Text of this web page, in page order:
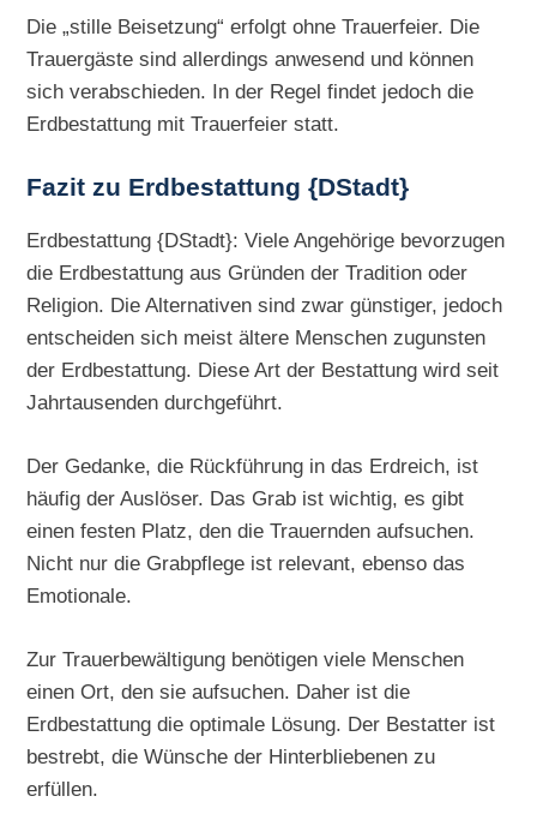
Die „stille Beisetzung“ erfolgt ohne Trauerfeier. Die
Trauergäste sind allerdings anwesend und können
sich verabschieden. In der Regel findet jedoch die
Erdbestattung mit Trauerfeier statt.
Fazit zu Erdbestattung {DStadt}
Erdbestattung {DStadt}: Viele Angehörige bevorzugen
die Erdbestattung aus Gründen der Tradition oder
Religion. Die Alternativen sind zwar günstiger, jedoch
entscheiden sich meist ältere Menschen zugunsten
der Erdbestattung. Diese Art der Bestattung wird seit
Jahrtausenden durchgeführt.
Der Gedanke, die Rückführung in das Erdreich, ist
häufig der Auslöser. Das Grab ist wichtig, es gibt
einen festen Platz, den die Trauernden aufsuchen.
Nicht nur die Grabpflege ist relevant, ebenso das
Emotionale.
Zur Trauerbewältigung benötigen viele Menschen
einen Ort, den sie aufsuchen. Daher ist die
Erdbestattung die optimale Lösung. Der Bestatter ist
bestrebt, die Wünsche der Hinterbliebenen zu
erfüllen.